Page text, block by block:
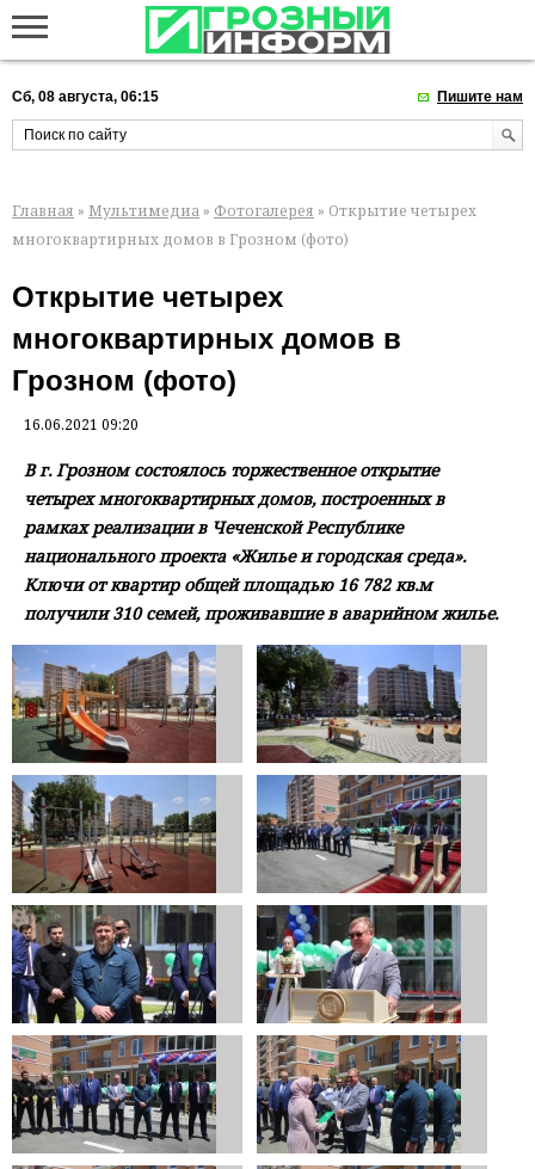
Сб, 08 августа, 06:15 Пишите нам
Главная » Мультимедиа » Фотогалерея » Открытие четырех
многоквартирных домов в Грозном (фото)
Открытие четырех
многоквартирных домов в
Грозном (фото)
16.06.2021 09:20
В г. Грозном состоялось торжественное открытие
четырех многоквартирных домов, построенных в
рамках реализации в Чеченской Республике
национального проекта «Жилье и городская среда».
Ключи от квартир общей площадью 16 782 кв.м
получили 310 семей, проживавшие в аварийном жилье.